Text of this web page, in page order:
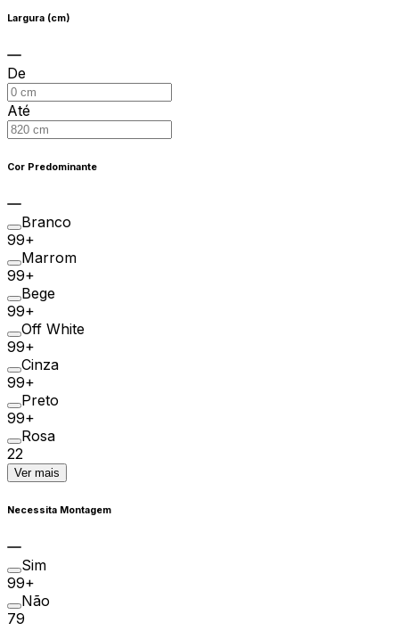
Largura (cm)
De
Até
Cor Predominante
Branco
99+
Marrom
99+
Bege
99+
Off White
99+
Cinza
99+
Preto
99+
Rosa
22
Ver mais
Necessita Montagem
Sim
99+
Não
79